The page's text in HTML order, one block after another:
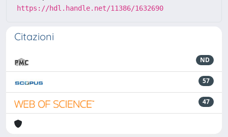
https://hdl.handle.net/11386/1632690
Citazioni
ND
57
47